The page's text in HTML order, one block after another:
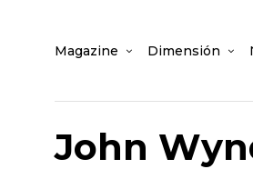
Magazine Dimensión
John